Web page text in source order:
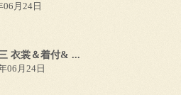
06月24日
衣裳＆着付& ...
06月24日